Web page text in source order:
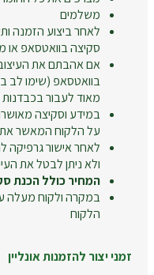
משלמים
לאחר ביצוע הזמנה
סקיצה בוואטסאפ או
אם אהבתם את
בוואטסאפ (שימו לב
מאוד לעבור
במידע וסקיצה
על הלקוח המאשר
לאחר אישור גרפיקה
ולא ניתן לבטל את
המחיר כולל הכנת סקיצה 1 ועד 3 סבבי
במקרה ולקוח מעלה
הלקוח
זמני יצור להזמנות אונליין